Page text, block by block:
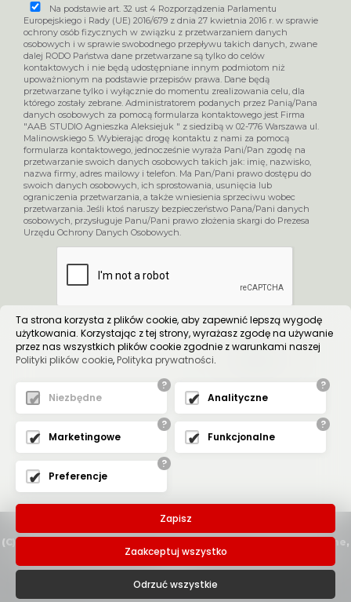
Na podstawie art. 32 ust 4 Rozporządzenia Parlamentu
Europejskiego i Rady (UE) 2016/679 z dnia 27 kwietnia 2016 r. w sprawie
ochrony osób fizycznych w związku z przetwarzaniem danych
osobowych i w sprawie swobodnego przepływu takich danych, zwane
dalej RODO Państwa dane przetwarzane są tylko do celów
kontaktowych i nie będą udostępniane innym podmiotom niż
upoważnionym na podstawie przepisów prawa. Dane będą
przetwarzane tylko i wyłącznie do momentu zrealizowania celu, dla
którego zostały zebrane. Administratorem podanych przez Panią/Pana
danych osobowych za pomocą formularza kontaktowego jest Firma
"AAB STUDIO Agnieszka Aleksiejuk " z siedzibą w 02-776 Warszawa ul.
Malinowskiego 5. Wybierając drogę kontaktu z nami za pomocą
formularza kontaktowego, jednocześnie wyraża Pani/Pan zgodę na
przetwarzanie swoich danych osobowych takich jak: imię, nazwisko,
nazwa firmy, adres mailowy i telefon. Ma Pan/Pani prawo dostępu do
swoich danych osobowych, ich sprostowania, usunięcia lub
ograniczenia przetwarzania, a także wniesienia sprzeciwu wobec
przetwarzania. Jeśli ktoś naruszy bezpieczeństwo Pana/Pani danych
osobowych, przysługuje Panu/Pani prawo złożenia skargi do Prezesa
Urzędu Ochrony Danych Osobowych.
(C) 2020-2023 AAB Studio - Drzwi wewnętrzne, dźwiękoszczelne,
akustyczne, przeciwpożarowe Warszawa Ursynów. Montaż
drzwi.
Projekt i wykonanie stronyExpo-net.pl
Ta strona korzysta z plików cookie, aby zapewnić lepszą wygodę
użytkowania. Korzystając z tej strony, wyrażasz zgodę na używanie
przez nas wszystkich plików cookie zgodnie z warunkami naszej
Polityki plików cookie, Polityka prywatności.
?
Niezbędne
?
Analityczne
?
Marketingowe
?
Funkcjonalne
?
Preferencje
Zapisz
Zaakceptuj wszystko
Odrzuć wszystkie